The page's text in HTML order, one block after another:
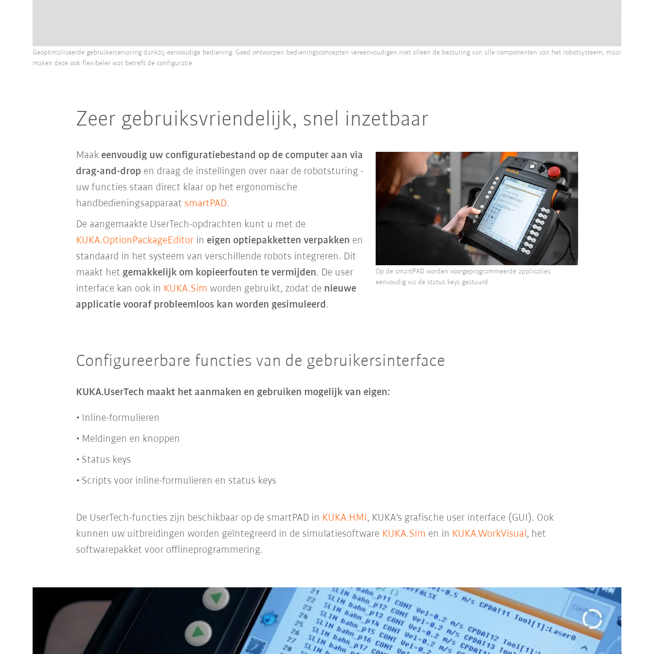
Geoptimaliseerde gebruikerservaring dankzij eenvoudige bediening: Goed ontworpen bedieningsconcepten vereenvoudigen niet alleen de besturing van alle componenten van het robotsysteem, maar
maken deze ook flexibeler wat betreft de configuratie.
Zeer gebruiksvriendelijk, snel inzetbaar
Maak eenvoudig uw configuratiebestand op de computer aan via
drag-and-drop en draag de instellingen over naar de robotsturing -
uw functies staan direct klaar op het ergonomische
handbedieningsapparaat smartPAD.
De aangemaakte UserTech-opdrachten kunt u met de
KUKA.OptionPackageEditorin eigen optiepakketten verpakken en
standaard in het systeem van verschillende robots integreren. Dit
maakt het gemakkelijk om kopieerfouten te vermijden. De user
interface kan ook in KUKA.Sim worden gebruikt, zodat de nieuwe
applicatie vooraf probleemloos kan worden gesimuleerd .
Op de smartPAD worden voorgeprogrammeerde applicaties
eenvoudig via de status keys gestuurd.
Configureerbare functies van de gebruikersinterface
KUKA.UserTech maakt het aanmaken en gebruiken mogelijk van eigen:
Inline-formulieren
Meldingen en knoppen
Status keys
Scripts voor inline-formulieren en status keys
De UserTech-functies zijn beschikbaar op de smartPAD in KUKA.HMI, KUKA's grafische user interface (GUI). Ook
kunnen uw uitbreidingen worden geïntegreerd in de simulatiesoftware KUKA.Sim en in KUKA.WorkVisual , het
softwarepakket voor offlineprogrammering.